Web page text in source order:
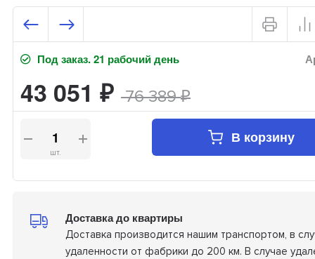
Под заказ. 21 рабочий день
43 051₽ 76 389₽
шт.
В корзину
Доставка до квартиры
Доставка производится нашим транспортом, в
удаленности от фабрики до 200 км. В случае